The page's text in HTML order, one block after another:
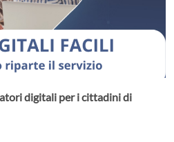
digitali per i cittadini di